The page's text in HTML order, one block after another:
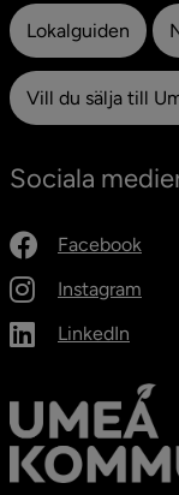
Lokalguiden
Vill du sälja till
Sociala
Facebook
Instagram
LinkedIn